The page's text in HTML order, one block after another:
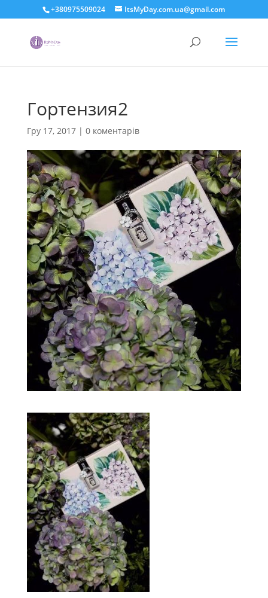
+380975509024 ItsMyDay.com.ua@gmail.com
Гортензия2
Гру 17, 2017| 0 коментарів